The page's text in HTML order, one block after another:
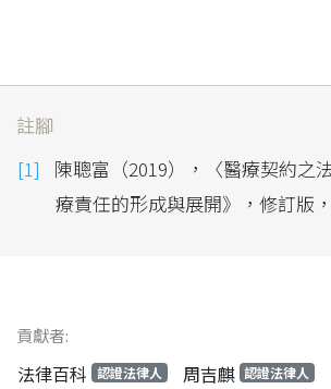
註腳
陳聰富（2019），〈醫療契約之
療責任的形成與展開》，修訂版
貢獻者:
法律百科 認證法律人 周吉麒 認證法律人